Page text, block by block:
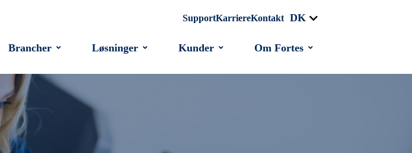
SupportKarriereKontakt DK
Brancher Løsninger Kunder Om Fortes